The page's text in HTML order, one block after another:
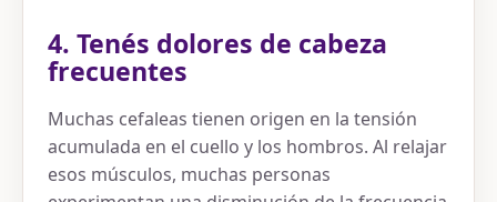
4. Tenés dolores de cabeza
frecuentes
Muchas cefaleas tienen origen en la tensión
acumulada en el cuello y los hombros. Al relajar
esos músculos, muchas personas